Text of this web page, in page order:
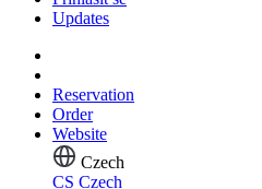
Updates
Reservation
Order
Website
Czech
CS Czech